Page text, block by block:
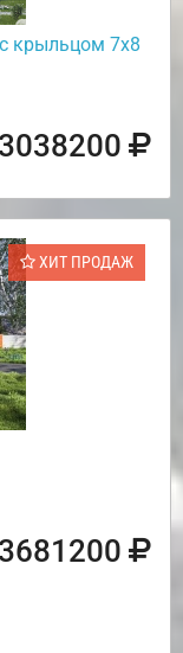
крыльцом 7х8
ХИТ ПРОДАЖ